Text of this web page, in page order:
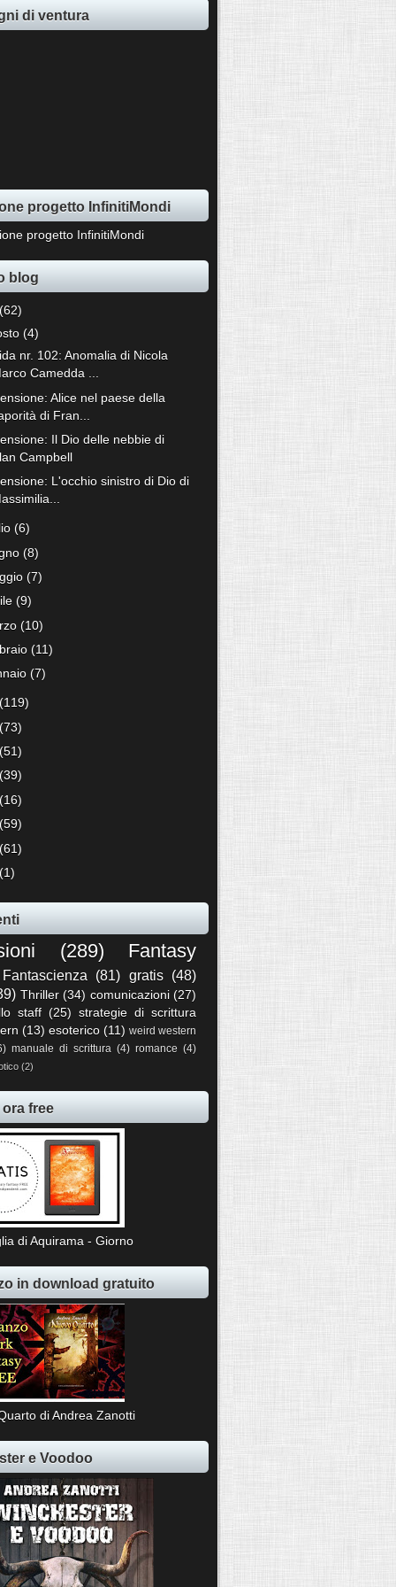
di ventura
progetto InfinitiMondi
blog
(62)
(4)
nr. 102: Anomalia di Nicola
Camedda ...
Alice nel paese della
di Fran...
Il Dio delle nebbie di
Campbell
L'occhio sinistro di Dio di
(6)
(8)
(7)
(9)
(10)
(11)
(7)
(119)
(73)
(51)
(39)
(16)
(59)
(61)
(1)
(289) Fantasy
Fantascienza (81) gratis (48)
Thriller (34) comunicazioni (27)
staff (25) strategie di scrittura
(13) esoterico (11) weird western
manuale di scrittura (4) romance (4)
(2)
free
di Aquirama - Giorno
in download gratuito
di Andrea Zanotti
e Voodoo